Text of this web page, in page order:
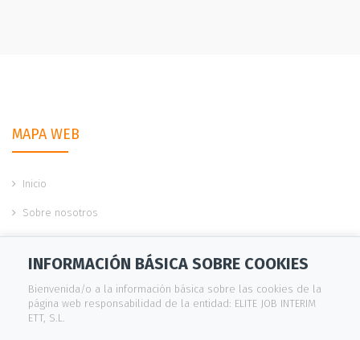
MAPA WEB
Inicio
Sobre nosotros
Servicios
Ofertas de empleo
Trabaja con nosotros
INFORMACIÓN BÁSICA SOBRE COOKIES
Bienvenida/o a la información básica sobre las cookies de la
página web responsabilidad de la entidad: ELITE JOB INTERIM
ETT, S.L.